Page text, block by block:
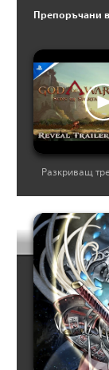
Препоръчани
Разкриващ